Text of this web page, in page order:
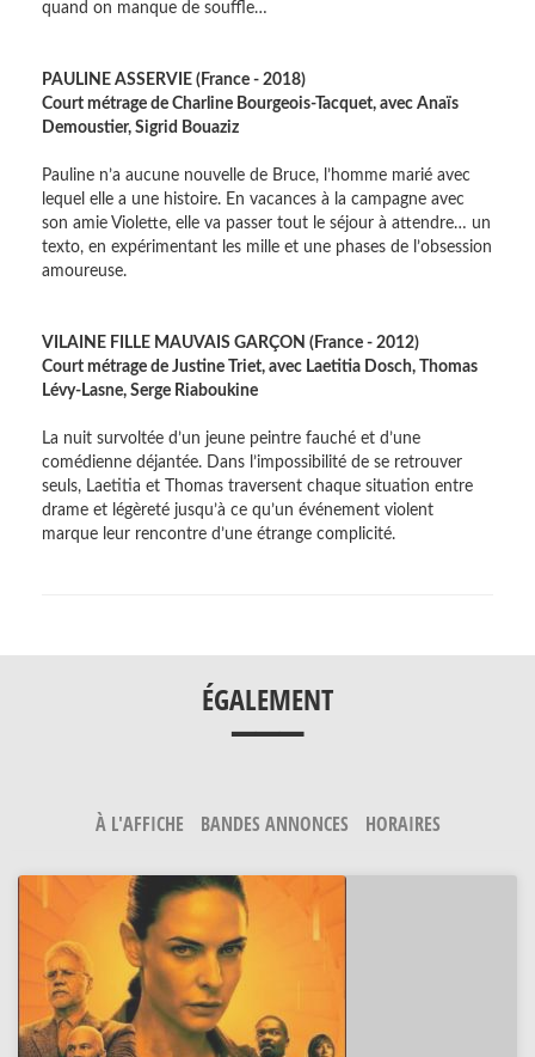
quand on manque de souffle…
PAULINE ASSERVIE (France - 2018)
Court métrage de Charline Bourgeois-Tacquet, avec Anaïs
Demoustier, Sigrid Bouaziz
Pauline n’a aucune nouvelle de Bruce, l’homme marié avec
lequel elle a une histoire. En vacances à la campagne avec
son amie Violette, elle va passer tout le séjour à attendre… un
texto, en expérimentant les mille et une phases de l’obsession
amoureuse.
VILAINE FILLE MAUVAIS GARÇON (France - 2012)
Court métrage de Justine Triet, avec Laetitia Dosch, Thomas
Lévy-Lasne, Serge Riaboukine
La nuit survoltée d’un jeune peintre fauché et d’une
comédienne déjantée. Dans l’impossibilité de se retrouver
seuls, Laetitia et Thomas traversent chaque situation entre
drame et légèreté jusqu’à ce qu’un événement violent
marque leur rencontre d’une étrange complicité.
ÉGALEMENT
___
À L'AFFICHE BANDES ANNONCES HORAIRES